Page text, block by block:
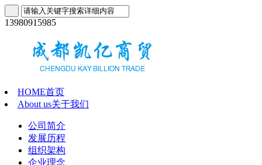
13980915985
HOME首页
About us关于我们
公司简介
发展历程
组织架构
企业理念